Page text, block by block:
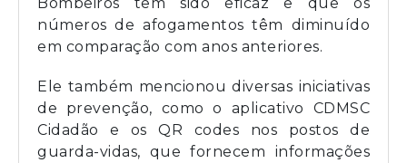
números de afogamentos têm diminuído
em comparação com anos anteriores.
Ele também mencionou diversas iniciativas
de prevenção, como o aplicativo CDMSC
Cidadão e os QR codes nos postos de
guarda-vidas, que fornecem informações